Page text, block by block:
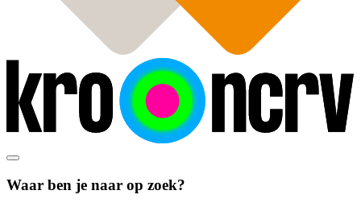
Waar ben je naar op zoek?